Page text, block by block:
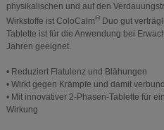
physikalischen und auf den
Wirkstoffe ist ColoCalm®Duo gut
Tablette ist für die Anwendung bei
Jahren geeignet.
• Reduziert Flatulenz und Blähungen
• Wirkt gegen Krämpfe und damit
• Mit innovativer 2-Phasen-Tablette für
Wirkung